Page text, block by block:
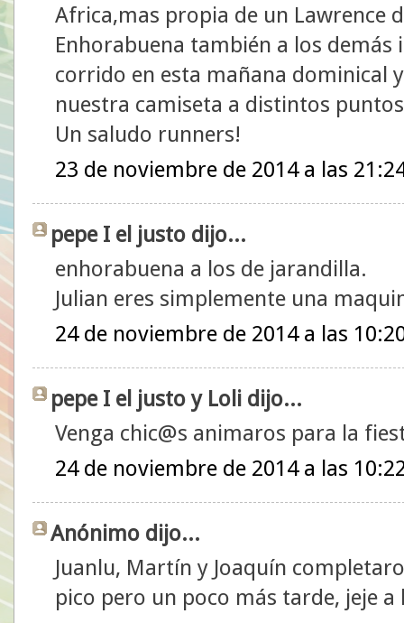
Africa,mas propia de un Lawrence
Enhorabuena también a los
corrido en esta mañana dominical
nuestra camiseta a distintos
Un saludo runners!
23 de noviembre de 2014 a las
pepe I el justo dijo...
enhorabuena a los de jarandilla.
Julian eres simplemente una
24 de noviembre de 2014 a las
pepe I el justo y Loli dijo...
Venga chic@s animaros para la
24 de noviembre de 2014 a las
Anónimo dijo...
Juanlu, Martín y Joaquín
pico pero un poco más tarde, jeje a